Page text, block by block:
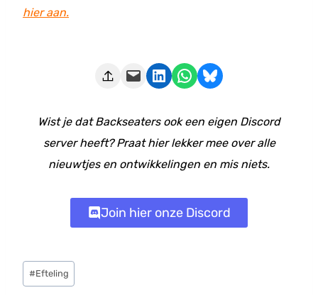
hier aan.
Deze pagina e-mailen Delen op LinkedIn Delen via WhatsApp Share on Bluesky
Wist je dat Backseaters ook een eigen Discord
server heeft? Praat hier lekker mee over alle
nieuwtjes en ontwikkelingen en mis niets.
Join hier onze Discord
Bericht
tags:
#Efteling